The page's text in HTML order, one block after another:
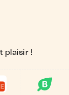
plaisir !